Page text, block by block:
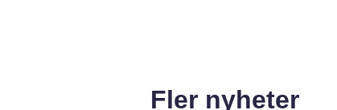
Fler nyheter